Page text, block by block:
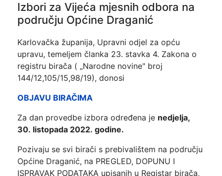
Izbori za Vijeća mjesnih odbora na
području Općine Draganić
Karlovačka županija, Upravni odjel za opću
upravu, temeljem članka 23. stavka 4. Zakona o
registru birača ( „Narodne novine" broj
144/12,105/15,98/19), donosi
OBJAVU BIRAČIMA
Za dan provedbe izbora određena je nedjelja,
30. listopada 2022. godine.
Pozivaju se svi birači s prebivalištem na području
Općine Draganić, na PREGLED, DOPUNU I
ISPRAVAK PODATAKA upisanih u Registar birača,